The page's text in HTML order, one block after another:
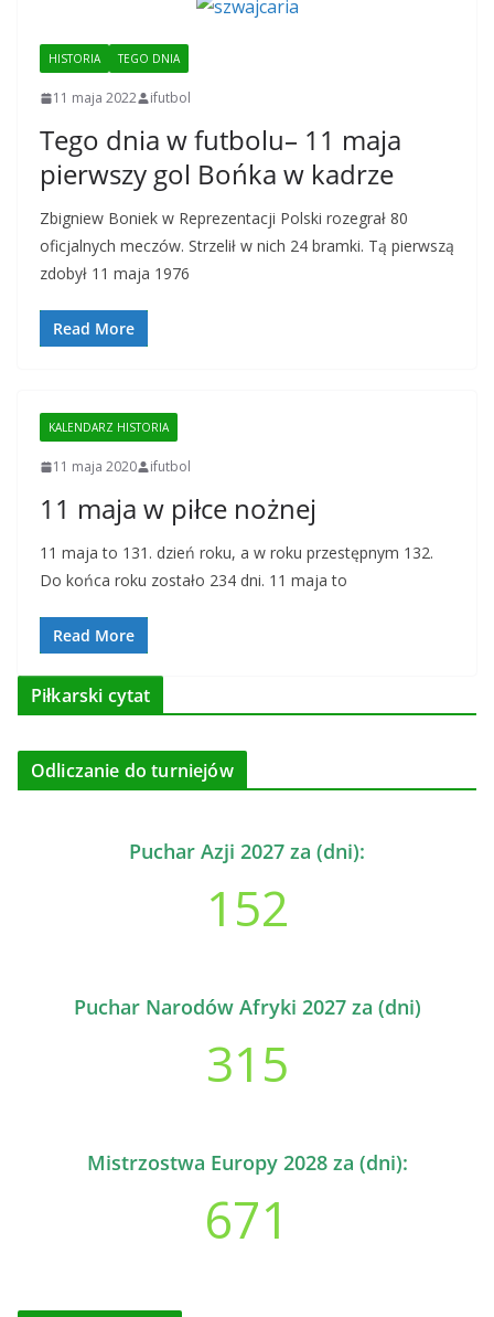
HISTORIA TEGO DNIA
11 maja 2022 ifutbol
Tego dnia w futbolu– 11 maja
pierwszy gol Bońka w kadrze
Zbigniew Boniek w Reprezentacji Polski rozegrał 80
oficjalnych meczów. Strzelił w nich 24 bramki. Tą pierwszą
zdobył 11 maja 1976
Read More
KALENDARZ HISTORIA
11 maja 2020 ifutbol
11 maja w piłce nożnej
11 maja to 131. dzień roku, a w roku przestępnym 132.
Do końca roku zostało 234 dni. 11 maja to
Read More
Piłkarski cytat
Odliczanie do turniejów
Puchar Azji 2027 za (dni):
152
Puchar Narodów Afryki 2027 za (dni)
315
Mistrzostwa Europy 2028 za (dni):
671